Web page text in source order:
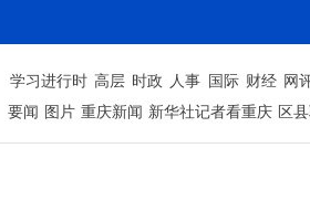
学习进行时 高层 时政 人事 国际 财经 网
要闻 图片 重庆新闻 新华社记者看重庆 区